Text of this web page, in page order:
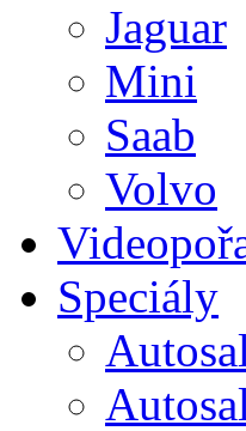
Jaguar
Mini
Saab
Volvo
Speciály